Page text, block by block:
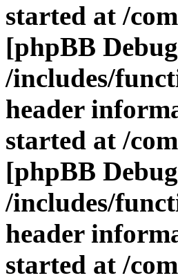
started at /
[phpBB
/includes/
header
started at /
[phpBB
/includes/
header
started at /